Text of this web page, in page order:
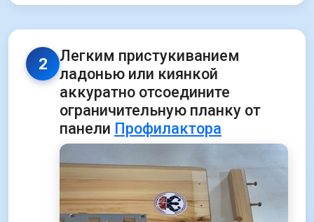
2
Легким пристукиванием
ладонью или киянкой
аккуратно отсоедините
ограничительную планку от
панели Профилактора